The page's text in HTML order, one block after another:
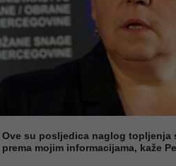
Ove su posljedica naglog topljenja
prema mojim informacijama, kaže